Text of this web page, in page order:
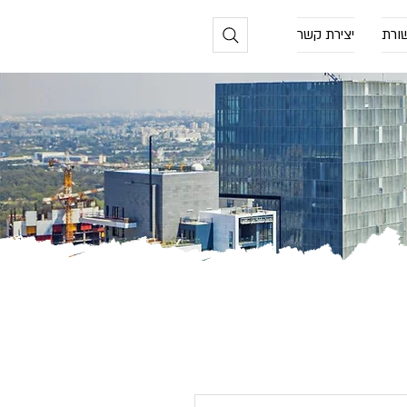
יצירת קשר